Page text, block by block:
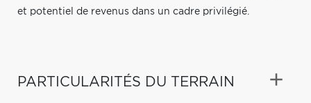
et potentiel de revenus dans un cadre privilégié.
PARTICULARITÉS DU TERRAIN